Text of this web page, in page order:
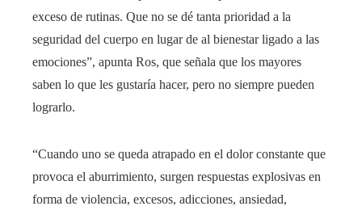
exceso de rutinas. Que no se dé tanta prioridad a la
seguridad del cuerpo en lugar de al bienestar ligado a las
emociones”, apunta Ros, que señala que los mayores
saben lo que les gustaría hacer, pero no siempre pueden
lograrlo.
“Cuando uno se queda atrapado en el dolor constante que
provoca el aburrimiento, surgen respuestas explosivas en
forma de violencia, excesos, adicciones, ansiedad,